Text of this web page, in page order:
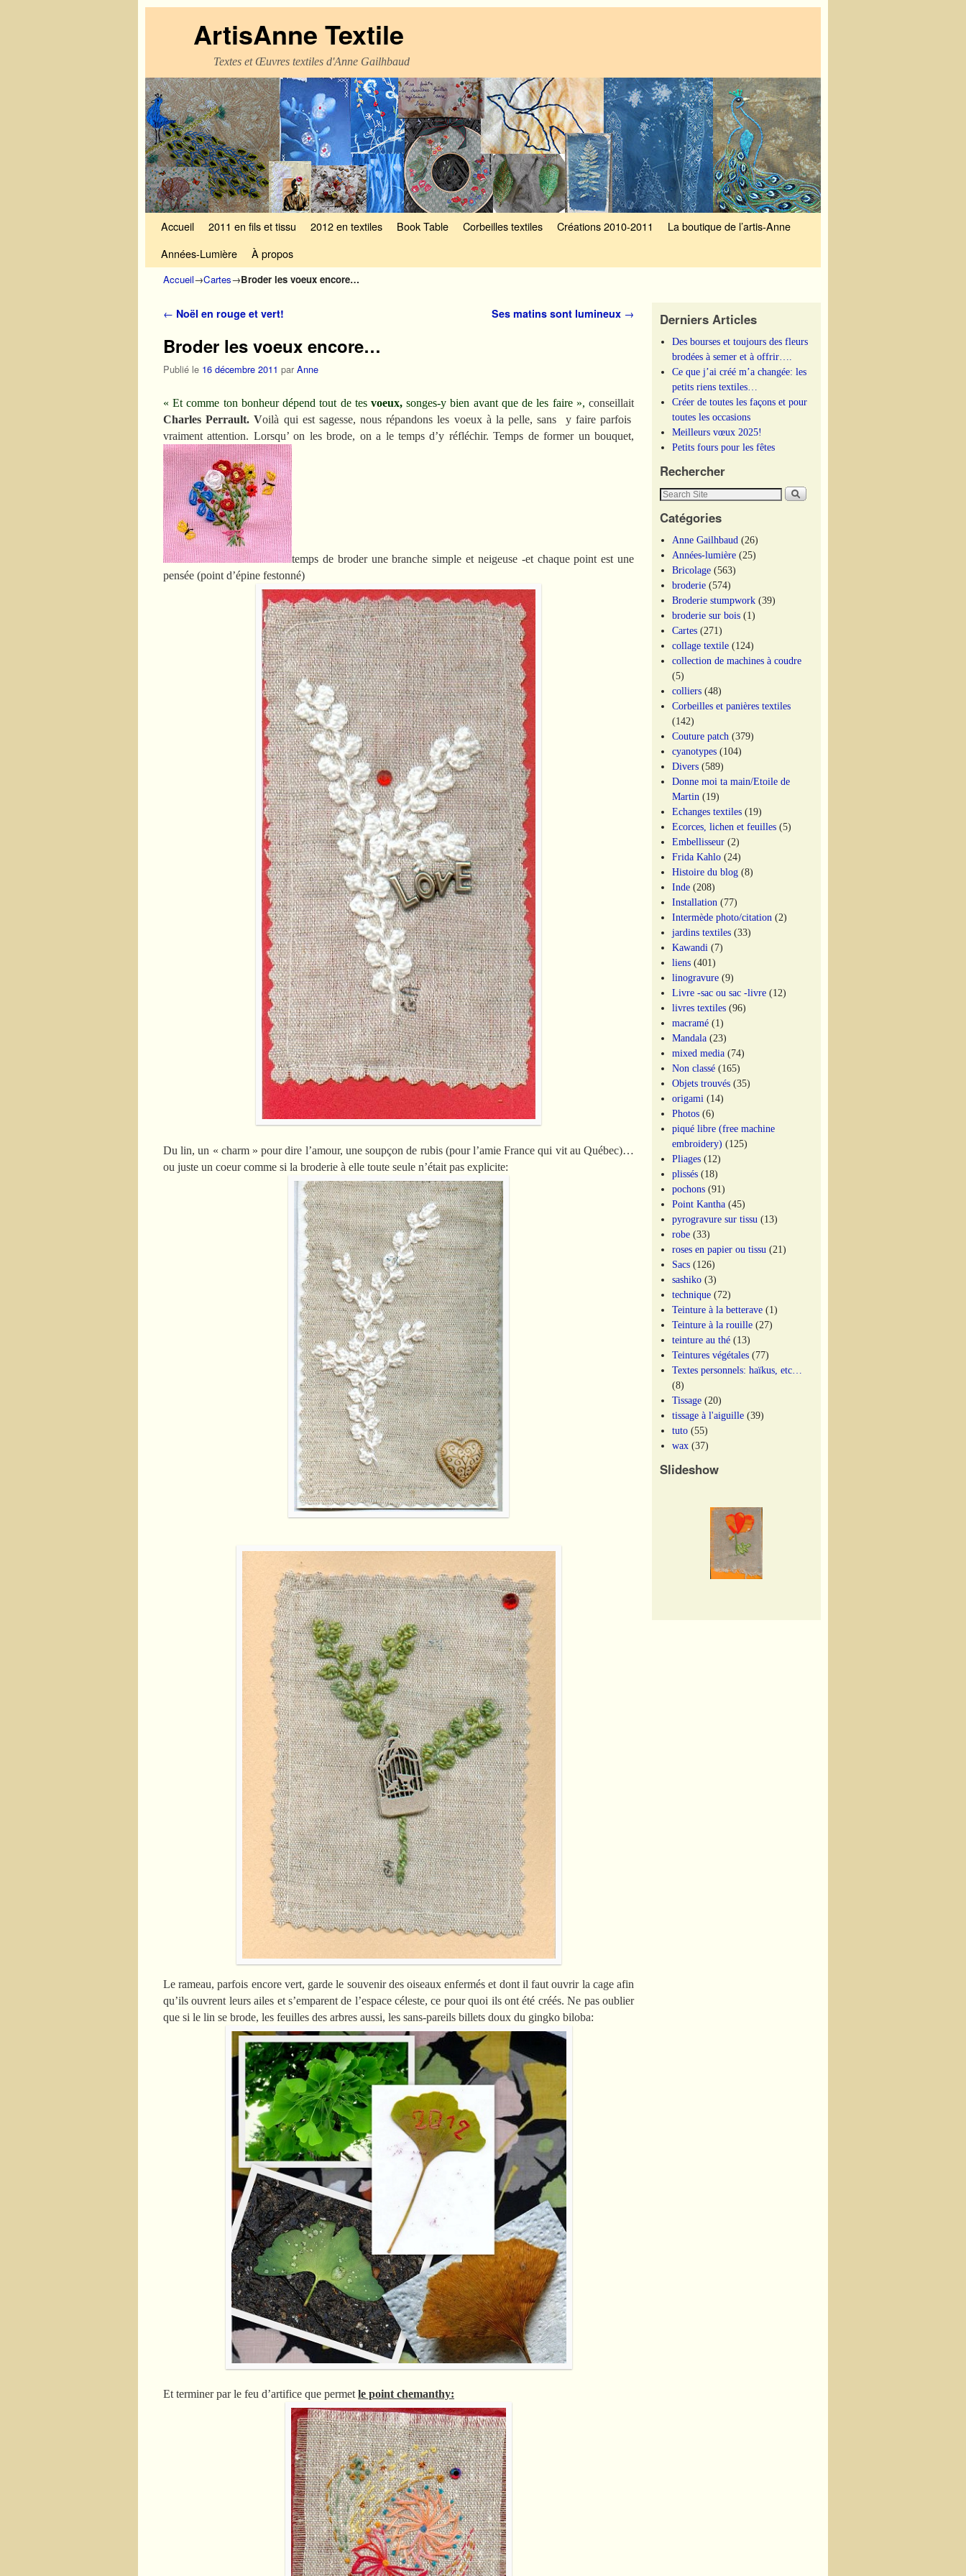
ArtisAnne Textile
Textes et Œuvres textiles d'Anne Gailhbaud
Accueil 2011 en fils et tissu 2012 en textiles Book Table Corbeilles textiles Créations 2010-2011
La boutique de l’artis-Anne
Années-Lumière
À propos
Accueil→Cartes→Broder les voeux encore…
Navigation des articles
← Noël en rouge et vert! Ses matins sont lumineux →
Broder les voeux encore…
Publié le 16 décembre 2011 par Anne
« Et comme ton bonheur dépend tout de tes voeux, songes-y bien avant que de les faire », conseillait
Charles Perrault. Voilà qui est sagesse, nous répandons les voeux à la pelle, sans y faire parfois
vraiment attention. Lorsqu’ on les brode, on a le temps d’y réfléchir. Temps de former un bouquet,
temps de broder une branche simple et neigeuse -et chaque point est une
pensée (point d’épine festonné)
Du lin, un « charm » pour dire l’amour, une soupçon de rubis (pour l’amie France qui vit au Québec)…
ou juste un coeur comme si la broderie à elle toute seule n’était pas explicite:
Le rameau, parfois encore vert, garde le souvenir des oiseaux enfermés et dont il faut ouvrir la cage afin
qu’ils ouvrent leurs ailes et s’emparent de l’espace céleste, ce pour quoi ils ont été créés. Ne pas oublier
que si le lin se brode, les feuilles des arbres aussi, les sans-pareils billets doux du gingko biloba:
Et terminer par le feu d’artifice que permetle point chemanthy:
Derniers Articles
Des bourses et toujours des fleurs
brodées à semer et à offrir….
Ce que j’ai créé m’a changée: les
petits riens textiles…
Créer de toutes les façons et pour
toutes les occasions
Meilleurs vœux 2025!
Petits fours pour les fêtes
Rechercher
Catégories
Anne Gailhbaud (26)
Années-lumière (25)
Bricolage (563)
broderie (574)
Broderie stumpwork (39)
broderie sur bois (1)
Cartes (271)
collage textile (124)
collection de machines à coudre
(5)
colliers (48)
Corbeilles et panières textiles
(142)
Couture patch (379)
cyanotypes (104)
Divers (589)
Donne moi ta main/Etoile de
Martin (19)
Echanges textiles (19)
Ecorces, lichen et feuilles (5)
Embellisseur (2)
Frida Kahlo (24)
Histoire du blog (8)
Inde (208)
Installation (77)
Intermède photo/citation (2)
jardins textiles (33)
Kawandi (7)
liens (401)
linogravure (9)
Livre -sac ou sac -livre (12)
livres textiles (96)
macramé (1)
Mandala (23)
mixed media (74)
Non classé (165)
Objets trouvés (35)
origami (14)
Photos (6)
piqué libre (free machine
embroidery) (125)
Pliages (12)
plissés (18)
pochons (91)
Point Kantha (45)
pyrogravure sur tissu (13)
robe (33)
roses en papier ou tissu (21)
Sacs (126)
sashiko (3)
technique (72)
Teinture à la betterave (1)
Teinture à la rouille (27)
teinture au thé (13)
Teintures végétales (77)
Textes personnels: haïkus, etc…
(8)
Tissage (20)
tissage à l'aiguille (39)
tuto (55)
wax (37)
Slideshow